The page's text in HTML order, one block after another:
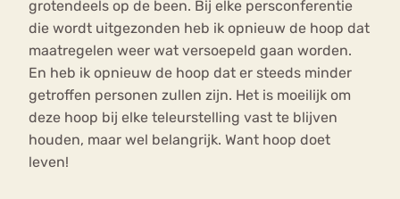
grotendeels op de been. Bij elke persconferentie
die wordt uitgezonden heb ik opnieuw de hoop dat
maatregelen weer wat versoepeld gaan worden.
En heb ik opnieuw de hoop dat er steeds minder
getroffen personen zullen zijn. Het is moeilijk om
deze hoop bij elke teleurstelling vast te blijven
houden, maar wel belangrijk. Want hoop doet
leven!